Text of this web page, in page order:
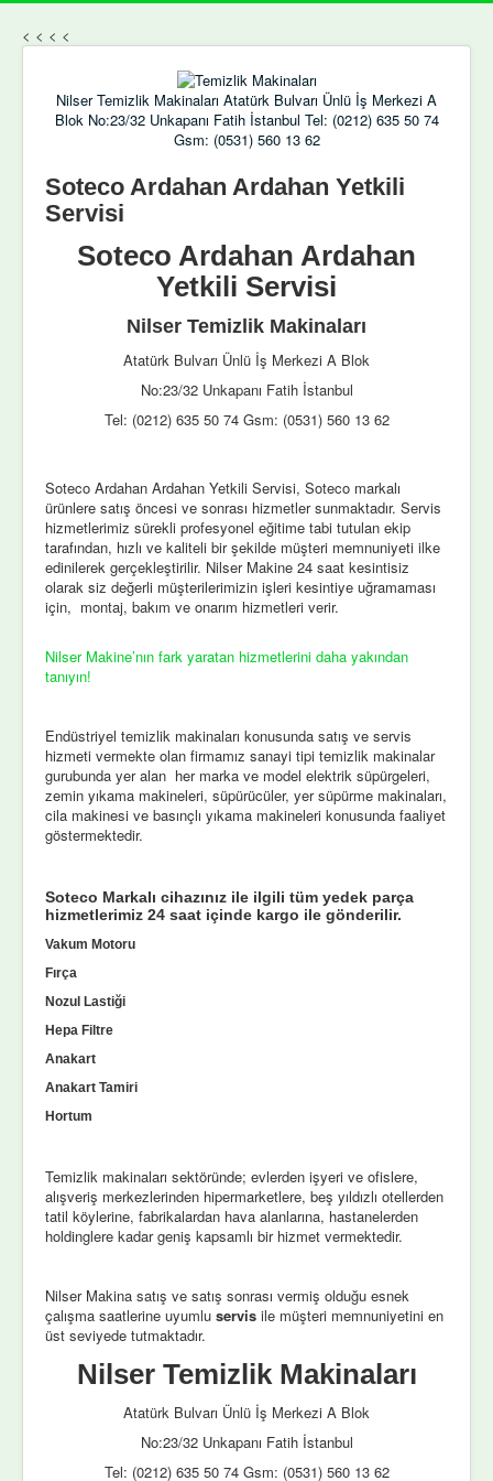
< < < <
Nilser Temizlik Makinaları Atatürk Bulvarı Ünlü İş Merkezi A
Blok No:23/32 Unkapanı Fatih İstanbul Tel: (0212) 635 50 74
Gsm: (0531) 560 13 62
Soteco Ardahan Ardahan Yetkili
Servisi
Soteco Ardahan Ardahan
Yetkili Servisi
Nilser Temizlik Makinaları
Atatürk Bulvarı Ünlü İş Merkezi A Blok
No:23/32 Unkapanı Fatih İstanbul
Tel: (0212) 635 50 74 Gsm: (0531) 560 13 62
Soteco Ardahan Ardahan Yetkili Servisi, Soteco markalı
ürünlere satış öncesi ve sonrası hizmetler sunmaktadır. Servis
hizmetlerimiz sürekli profesyonel eğitime tabi tutulan ekip
tarafından, hızlı ve kaliteli bir şekilde müşteri memnuniyeti ilke
edinilerek gerçekleştirilir. Nilser Makine 24 saat kesintisiz
olarak siz değerli müşterilerimizin işleri kesintiye uğramaması
için, montaj, bakım ve onarım hizmetleri verir.
Nilser Makine’nın fark yaratan hizmetlerini daha yakından
tanıyın!
Endüstriyel temizlik makinaları konusunda satış ve servis
hizmeti vermekte olan firmamız sanayi tipi temizlik makinalar
gurubunda yer alan her marka ve model elektrik süpürgeleri,
zemin yıkama makineleri, süpürücüler, yer süpürme makinaları,
cila makinesi ve basınçlı yıkama makineleri konusunda faaliyet
göstermektedir.
Soteco Markalı cihazınız ile ilgili tüm yedek parça
hizmetlerimiz 24 saat içinde kargo ile gönderilir.
Vakum Motoru
Fırça
Nozul Lastiği
Hepa Filtre
Anakart
Anakart Tamiri
Hortum
Temizlik makinaları sektöründe; evlerden işyeri ve ofislere,
alışveriş merkezlerinden hipermarketlere, beş yıldızlı otellerden
tatil köylerine, fabrikalardan hava alanlarına, hastanelerden
holdinglere kadar geniş kapsamlı bir hizmet vermektedir.
Nilser Makina satış ve satış sonrası vermiş olduğu esnek
çalışma saatlerine uyumlu servis ile müşteri memnuniyetini en
üst seviyede tutmaktadır.
Nilser Temizlik Makinaları
Atatürk Bulvarı Ünlü İş Merkezi A Blok
No:23/32 Unkapanı Fatih İstanbul
Tel: (0212) 635 50 74 Gsm: (0531) 560 13 62